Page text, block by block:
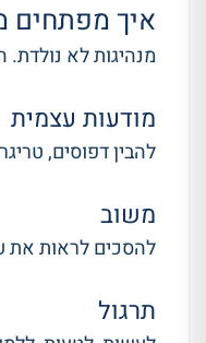
איך מפתחים
מנהיגות לא נולדת.
מודעות עצמית
להבין דפוסים,
משוב
להסכים לראות את
תרגול